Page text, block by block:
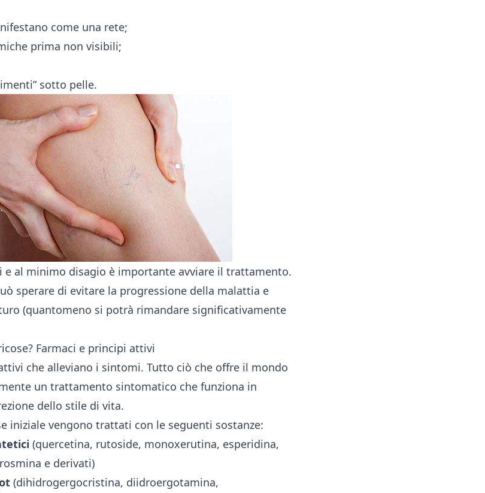
come una rete;
prima non visibili;
sotto pelle.
al minimo disagio è importante avviare il trattamento.
sperare di evitare la progressione della malattia e
(quantomeno si potrà rimandare significativamente
Farmaci e principi attivi
che alleviano i sintomi. Tutto ciò che offre il mondo
un trattamento sintomatico che funziona in
dello stile di vita.
iniziale vengono trattati con le seguenti sostanze:
(quercetina, rutoside, monoxerutina, esperidina,
e derivati)
(dihidrogergocristina, diidroergotamina,